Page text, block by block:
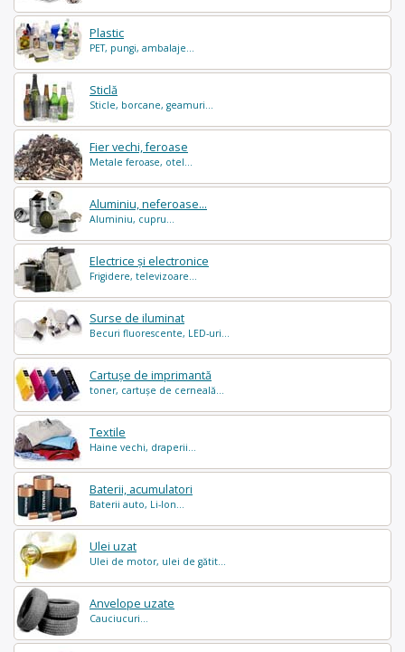
Plastic
PET, pungi, ambalaje...
Sticlă
Sticle, borcane, geamuri...
Fier vechi, feroase
Metale feroase, otel...
Aluminiu, neferoase...
Aluminiu, cupru...
Electrice și electronice
Frigidere, televizoare...
Surse de iluminat
Becuri fluorescente, LED-uri...
Cartușe de imprimantă
toner, cartușe de cerneală...
Textile
Haine vechi, draperii...
Baterii, acumulatori
Baterii auto, Li-Ion...
Ulei uzat
Ulei de motor, ulei de gătit...
Anvelope uzate
Cauciucuri...